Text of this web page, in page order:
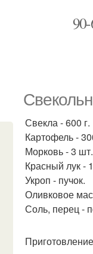
Свекла - 600 г.
Картофель -
Морковь - 3 шт.
Красный лук -
Укроп - пучок.
Оливковое
Соль, перец -